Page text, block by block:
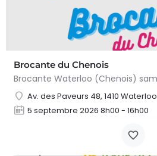
Brocante du Chenois
Av. des Paveurs 48, 1410 Waterloo
5 septembre 2026 8h00 - 16h00